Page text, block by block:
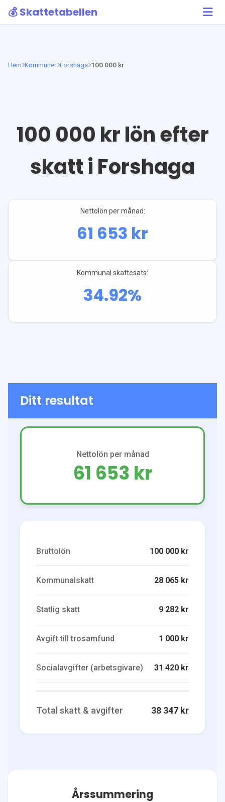
💰 Skattetabellen
Hem Kommuner Forshaga 100 000 kr
100 000 kr lön efter
skatt i Forshaga
Nettolön per månad:
61 653 kr
Kommunal skattesats:
34.92%
Ditt resultat
Nettolön per månad
61 653 kr
Bruttolön 100 000 kr
Kommunalskatt 28 065 kr
Statlig skatt 9 282 kr
Avgift till trosamfund 1 000 kr
Socialavgifter (arbetsgivare) 31 420 kr
Total skatt & avgifter 38 347 kr
Årssummering